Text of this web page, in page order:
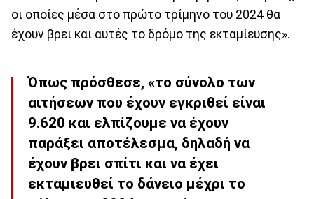
οι οποίες μέσα στο πρώτο τρίμηνο του 2024 θα
έχουν βρει και αυτές το δρόμο της εκταμίευσης».
Όπως πρόσθεσε, «το σύνολο των
αιτήσεων που έχουν εγκριθεί είναι
9.620 και ελπίζουμε να έχουν
παράξει αποτέλεσμα, δηλαδή να
έχουν βρει σπίτι και να έχει
εκταμιευθεί το δάνειο μέχρι το